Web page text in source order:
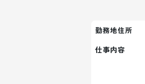
勤務地住所
仕事内容